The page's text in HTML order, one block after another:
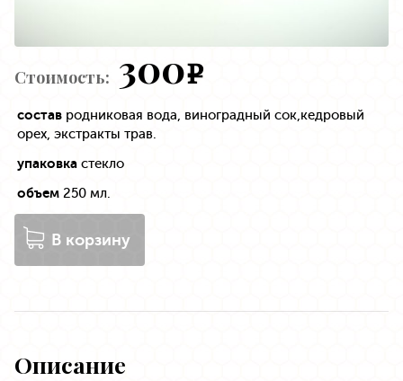
Стоимость: 300e
состав родниковая вода, виноградный сок,кедровый
орех, экстракты трав.
упаковка стекло
объем 250 мл.
В корзину
Описание